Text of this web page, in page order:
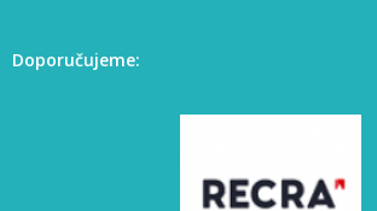
Doporučujeme: